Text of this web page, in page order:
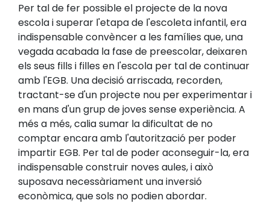
Per tal de fer possible el projecte de la nova
escola i superar l'etapa de l'escoleta infantil, era
indispensable convèncer a les famílies que, una
vegada acabada la fase de preescolar, deixaren
els seus fills i filles en l'escola per tal de continuar
amb l'EGB. Una decisió arriscada, recorden,
tractant-se d'un projecte nou per experimentar i
en mans d'un grup de joves sense experiència. A
més a més, calia sumar la dificultat de no
comptar encara amb l'autorització per poder
impartir EGB. Per tal de poder aconseguir-la, era
indispensable construir noves aules, i això
suposava necessàriament una inversió
econòmica, que sols no podien abordar.